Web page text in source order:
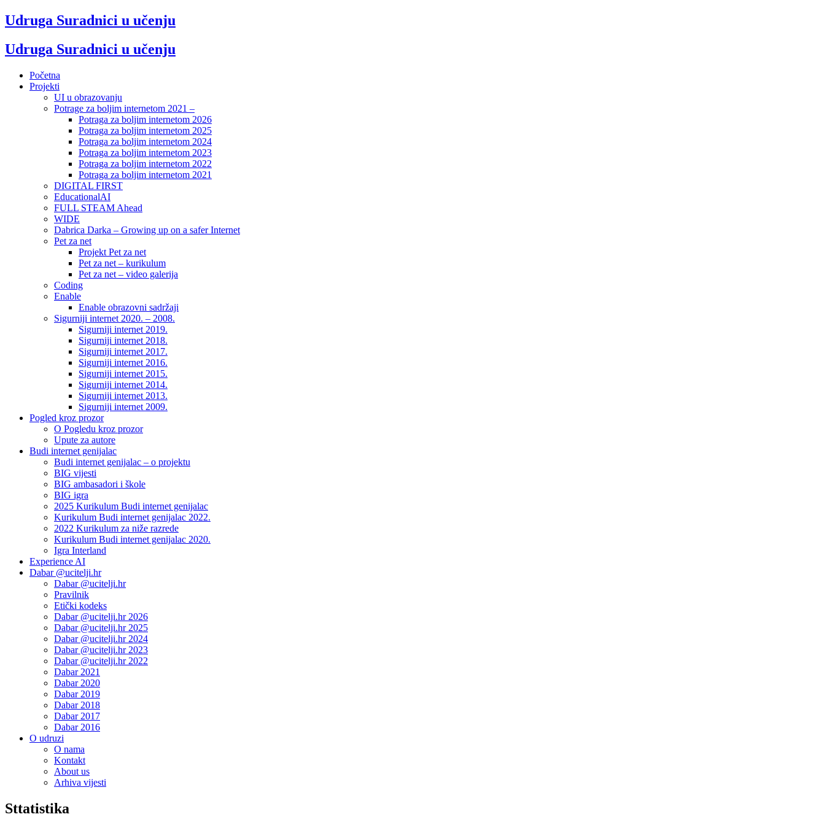
Udruga Suradnici u učenju
Udruga Suradnici u učenju
Početna
Projekti
UI u obrazovanju
Potrage za boljim internetom 2021 –
Potraga za boljim internetom 2026
Potraga za boljim internetom 2025
Potraga za boljim internetom 2024
Potraga za boljim internetom 2023
Potraga za boljim internetom 2022
Potraga za boljim internetom 2021
DIGITAL FIRST
EducationalAI
FULL STEAM Ahead
WIDE
Dabrica Darka – Growing up on a safer Internet
Pet za net
Projekt Pet za net
Pet za net – kurikulum
Pet za net – video galerija
Coding
Enable
Enable obrazovni sadržaji
Sigurniji internet 2020. – 2008.
Sigurniji internet 2019.
Sigurniji internet 2018.
Sigurniji internet 2017.
Sigurniji internet 2016.
Sigurniji internet 2015.
Sigurniji internet 2014.
Sigurniji internet 2013.
Sigurniji internet 2009.
Pogled kroz prozor
O Pogledu kroz prozor
Upute za autore
Budi internet genijalac
Budi internet genijalac – o projektu
BIG vijesti
BIG ambasadori i škole
BIG igra
2025 Kurikulum Budi internet genijalac
Kurikulum Budi internet genijalac 2022.
2022 Kurikulum za niže razrede
Kurikulum Budi internet genijalac 2020.
Igra Interland
Experience AI
Dabar @ucitelji.hr
Dabar @ucitelji.hr
Pravilnik
Etički kodeks
Dabar @ucitelji.hr 2026
Dabar @ucitelji.hr 2025
Dabar @ucitelji.hr 2024
Dabar @ucitelji.hr 2023
Dabar @ucitelji.hr 2022
Dabar 2021
Dabar 2020
Dabar 2019
Dabar 2018
Dabar 2017
Dabar 2016
O udruzi
O nama
Kontakt
About us
Arhiva vijesti
Sttatistika